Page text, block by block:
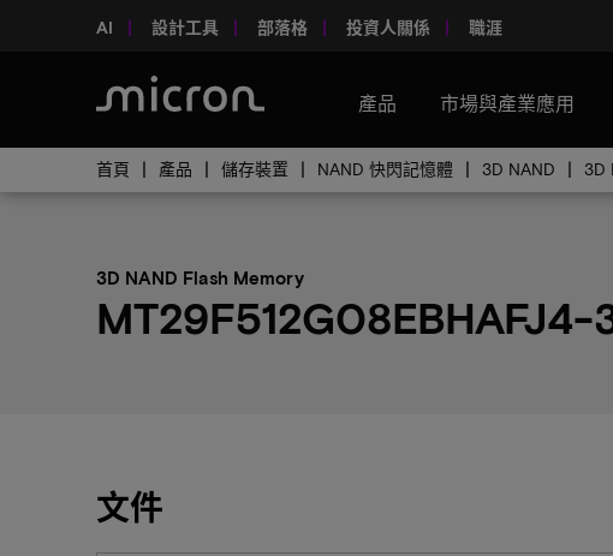
AI 設計工具 部落格 投資人關係 職涯
產品 市場與產業應用
首頁 產品 儲存裝置 NAND 快閃記憶體 3D NAND 3D
3D NAND Flash Memory
MT29F512G08EBHAFJ4-
文件